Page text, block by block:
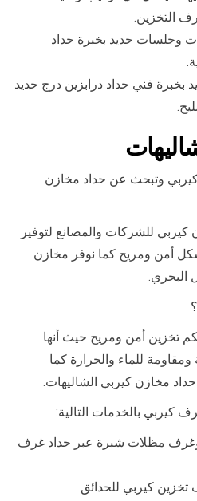
التخزين.
وجلسات حديد بخبرة حداد
بخبرة فني حداد درابزين درج حديد
وتبحث عن حداد مخازن
للشركات والمصانع لتوفير
أمن ومريح كما نوفر مخازن
البحري.
تخزين أمن ومريح حيث أنها
للماء والحرارة كما
مخازن كيربي الشاليهات.
كيربي بالخدمات التالية:
مظلات شبرة عبر حداد غرف
كيربي للحدائق